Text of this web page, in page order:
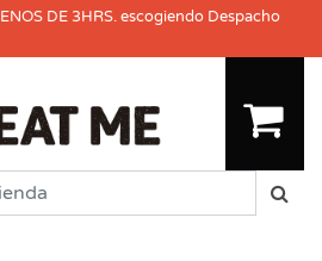
DE 3HRS. escogiendo Despacho